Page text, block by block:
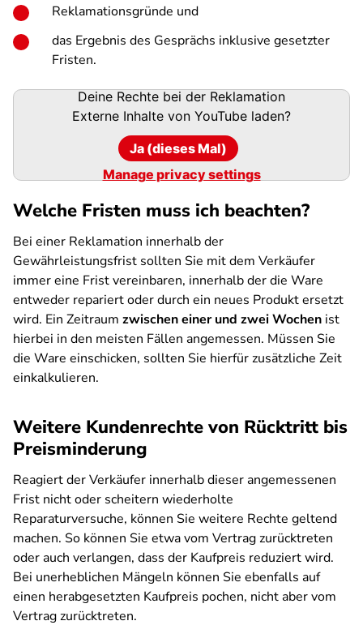
Reklamationsgründe und
das Ergebnis des Gesprächs inklusive gesetzter
Fristen.
Deine Rechte bei der Reklamation
Externe Inhalte von YouTube laden?
Ja (dieses Mal)
Manage privacy settings
Welche Fristen muss ich beachten?
Bei einer Reklamation innerhalb der
Gewährleistungsfrist sollten Sie mit dem Verkäufer
immer eine Frist vereinbaren, innerhalb der die Ware
entweder repariert oder durch ein neues Produkt ersetzt
wird. Ein Zeitraum zwischen einer und zwei Wochen ist
hierbei in den meisten Fällen angemessen. Müssen Sie
die Ware einschicken, sollten Sie hierfür zusätzliche Zeit
einkalkulieren.
Weitere Kundenrechte von Rücktritt bis
Preisminderung
Reagiert der Verkäufer innerhalb dieser angemessenen
Frist nicht oder scheitern wiederholte
Reparaturversuche, können Sie weitere Rechte geltend
machen. So können Sie etwa vom Vertrag zurücktreten
oder auch verlangen, dass der Kaufpreis reduziert wird.
Bei unerheblichen Mängeln können Sie ebenfalls auf
einen herabgesetzten Kaufpreis pochen, nicht aber vom
Vertrag zurücktreten.